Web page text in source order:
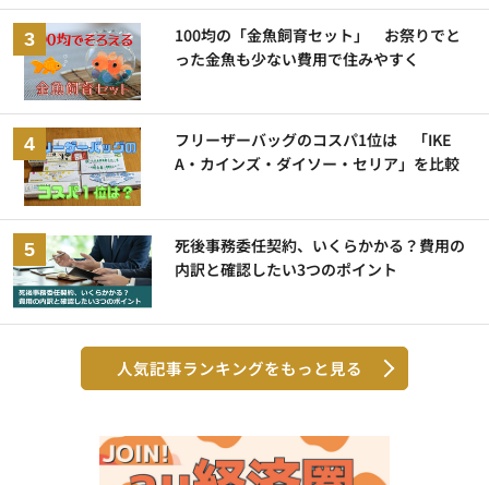
100均の「金魚飼育セット」 お祭りでと
った金魚も少ない費用で住みやすく
フリーザーバッグのコスパ1位は 「IKE
A・カインズ・ダイソー・セリア」を比較
死後事務委任契約、いくらかかる？費用の
内訳と確認したい3つのポイント
人気記事ランキングをもっと見る